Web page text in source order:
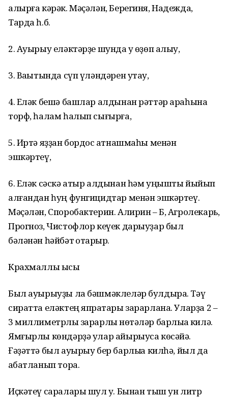
алырға кәрәк. Мәҫәлән, Берегиня, Надежда,
Тарда һ.б.
2. Ауырыу еләктәрҙе шунда уҡ өҙөп алыу,
3. Ваҡытында сүп үләндәрен утау,
4. Еләк бешә башлар алдынан рәттәр араһына
торф, һалам һалып сығырға,
5. Иртә яҙҙан бордос ҡатнашмаһы менән
эшкәртеү,
6. Еләк сәскә атыр алдынан һәм уңышты йыйып
алғандан һуң фунгицидтар менән эшкәртеү.
Мәҫәлән, Споробактерин. Алирин – Б, Агролекарь,
Прогноз, Чистофлор кеүек дарыуҙар был
бәләнән һәйбәт ҡотҡарыр.
Крахмаллы ысыҡ
Был ауырыуҙы ла бәшмәклеләр булдыра. Тәү
сиратта еләктең япраҡтары зарарлана. Уларҙа 2 –
3 миллиметрлыҡ зарарлы нөҡтәләр барлыҡҡа килә.
Ямғырлы көндәрҙә улар айырыуса көсәйә.
Ғәҙәттә был ауырыу бер барлыҡҡа килһә, йыл да
ҡабатланып тора.
Иҫкәтеү саралары шул уҡ. Бынан тыш ун литр